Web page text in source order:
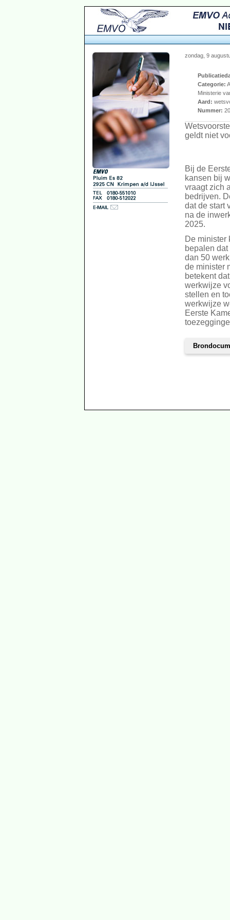
zondag, 9
Categorie:
Ministerie
Aard:
Nummer:
geldt niet
Bij de
kansen bij
vraagt zich
bedrijven.
dat de start
na de
2025.
De minister
bepalen
dan 50
de minister
betekent
werkwijze
stellen en
werkwijze
Eerste